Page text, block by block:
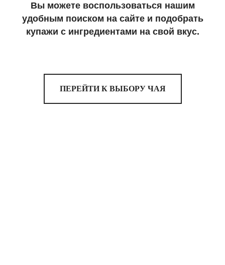
Вы можете воспользоваться нашим
удобным поиском на сайте и подобрать
купажи с ингредиентами на свой вкус.
ПЕРЕЙТИ К ВЫБОРУ ЧАЯ